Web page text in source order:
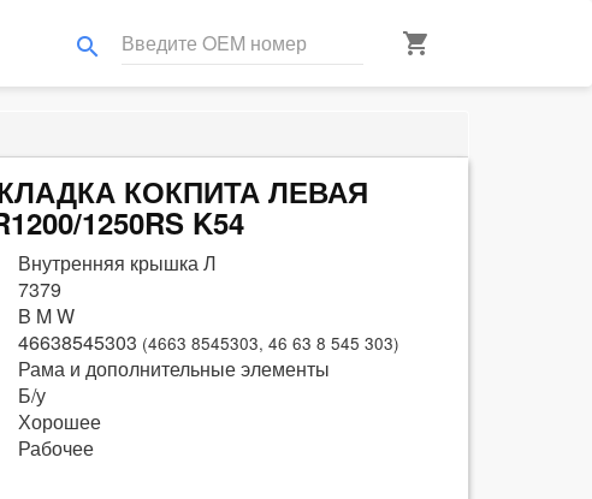
search shopping_cart
КОКПИТА ЛЕВАЯ
1250RS K54
Внутренняя крышка Л
7379
B M W
46638545303 (4663 8545303, 46 63 8 545 303)
Рама и дополнительные элементы
Б/у
Хорошее
Рабочее